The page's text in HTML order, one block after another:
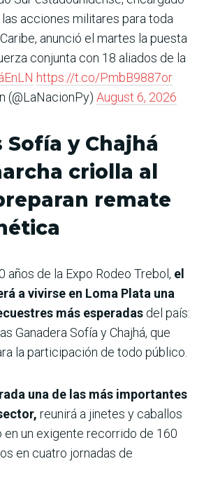
acciones militares para toda
anunció el martes la puesta
conjunta con 18 aliados de la
https://t.co/PmbB9887or
(@LaNacionPy) August 6, 2026
Sofía y Chajhá
criolla al
remate
años de la Expo Rodeo Trebol, el
a vivirse en Loma Plata una
más esperadas del país:
Ganadera Sofía y Chajhá, que
la participación de todo público.
una de las más importantes
reunirá a jinetes y caballos
en un exigente recorrido de 160
en cuatro jornadas de